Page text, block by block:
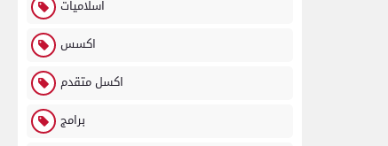
اسلاميات
اكسس
اكسل متقدم
برامج